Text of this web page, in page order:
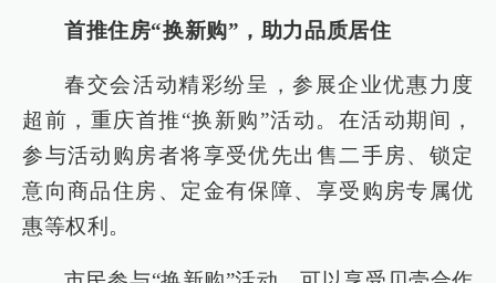
首推住房“换新购”，助力品质居住
春交会活动精彩纷呈，参展企业优惠力度
超前，重庆首推“换新购”活动。在活动期间，
参与活动购房者将享受优先出售二手房、锁定
意向商品住房、定金有保障、享受购房专属优
惠等权利。